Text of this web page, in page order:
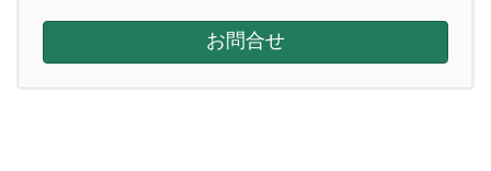
お問合せ